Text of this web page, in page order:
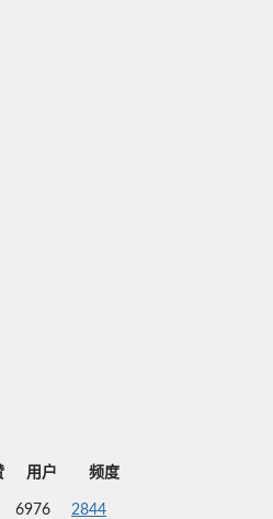
用户
频度
6976 2844